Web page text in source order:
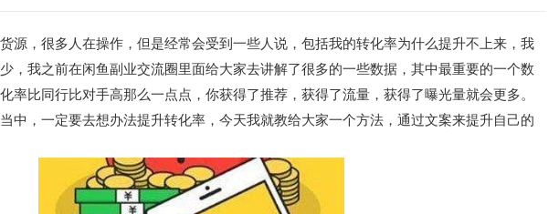
源，很多人在操作，但是经常会受到一些人说，包括我的转化率为什么提升不上来，我
，我之前在闲鱼副业交流圈里面给大家去讲解了很多的一些数据，其中最重要的一个数
率比同行比对手高那么一点点，你获得了推荐，获得了流量，获得了曝光量就会更多。
中，一定要去想办法提升转化率，今天我就教给大家一个方法，通过文案来提升自己的